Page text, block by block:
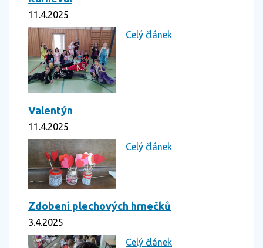
11.4.2025
Celý článek
Valentýn
11.4.2025
Celý článek
Zdobení plechových hrnečků
3.4.2025
Celý článek